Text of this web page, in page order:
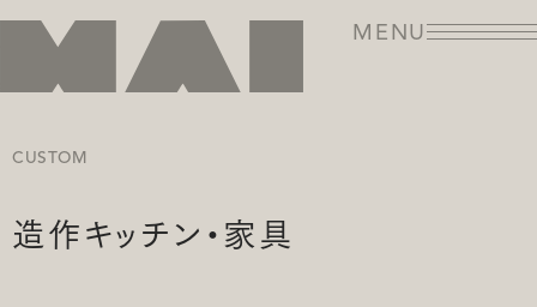
MENU
CUSTOM
造作キッチン・家具